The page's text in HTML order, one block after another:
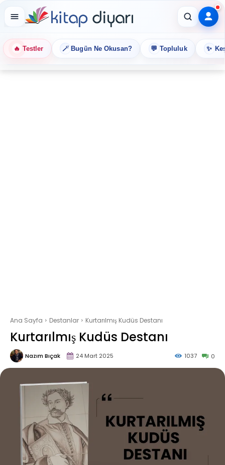
🔥 Testler 🪄 Bugün Ne Okusan? 💬 Topluluk ✨
Ana Sayfa Destanlar Kurtarılmış Kudüs Destanı
Kurtarılmış Kudüs Destanı
Nazım Bıçak 24 Mart 2025 0
1037